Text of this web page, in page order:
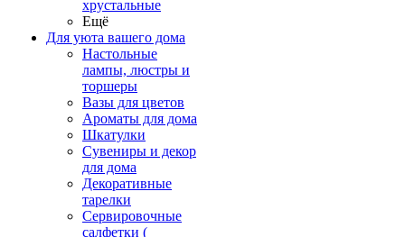
хрустальные
Ещё
Для уюта вашего дома
Настольные
лампы, люстры и
торшеры
Вазы для цветов
Ароматы для дома
Шкатулки
Сувениры и декор
для дома
Декоративные
тарелки
Сервировочные
салфетки (